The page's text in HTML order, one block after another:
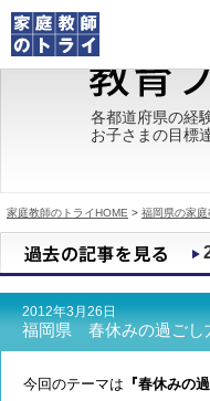
トライの教育理念
成績が上がる理由
都道府県別情報
合格体験談
キャンペーン情報
各都道府県の経
お子さまの目標
家庭教師のトライHOME > 福岡県の家庭
2012年3月26日
福岡県 春休みの過ごし
今回のテーマは 『春休みの